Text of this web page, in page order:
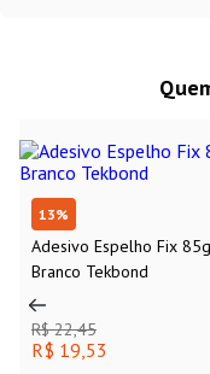
13%
Adesivo Espelho Fix 85g
Branco Tekbond
R$ 22,45
R$ 19,53